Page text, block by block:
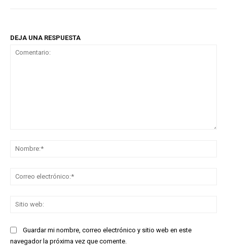
DEJA UNA RESPUESTA
Guardar mi nombre, correo electrónico y sitio web en este
navegador la próxima vez que comente.